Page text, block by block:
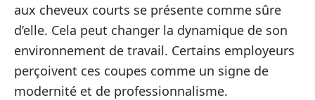
aux cheveux courts se présente comme sûre
d’elle. Cela peut changer la dynamique de son
environnement de travail. Certains employeurs
perçoivent ces coupes comme un signe de
modernité et de professionnalisme.